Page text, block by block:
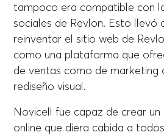
tampoco era compatible con
sociales de Revlon. Esto llevó
reinventar el sitio web de
como una plataforma que
de ventas como de marketing
rediseño visual.
Novicell fue capaz de crear
online que diera cabida a